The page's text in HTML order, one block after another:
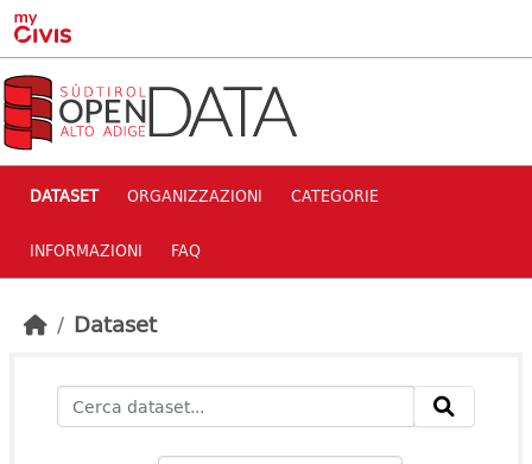
Skip to main content
DATASET ORGANIZZAZIONI CATEGORIE
INFORMAZIONI FAQ
Dataset